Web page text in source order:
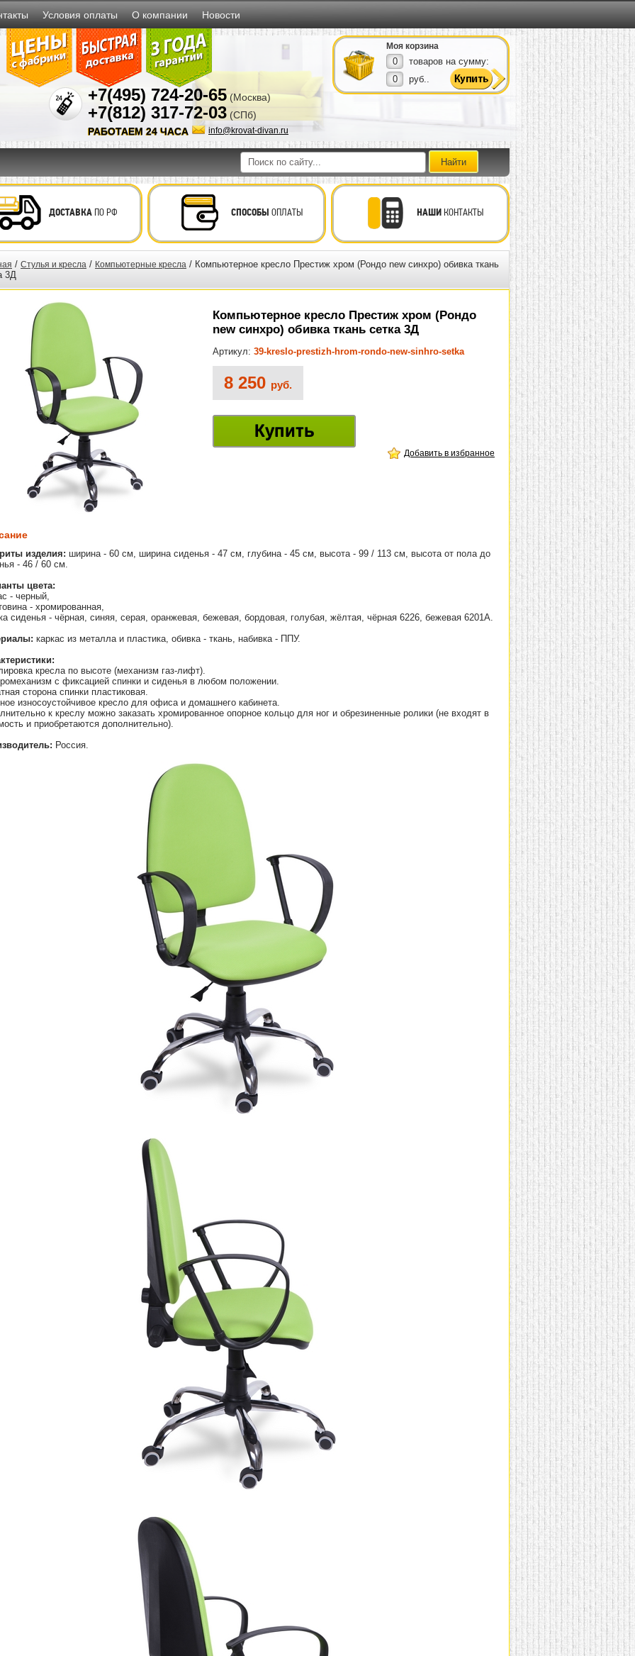
Условия оплаты О компании Новости
+7(495) 724-20-65 (Москва)
+7(812) 317-72-03 (СПб)
info@krovat-divan.ru
РАБОТАЕМ 24 ЧАСА
Моя корзина
0
товаров на сумму:
0
руб..
ДОСТАВКАПО РФ СПОСОБЫ ОПЛАТЫ НАШИКОНТАКТЫ
/ Стулья и кресла / Компьютерные кресла / Компьютерное кресло Престиж хром (Рондо new синхро) обивка ткань
3Д
Компьютерное кресло Престиж хром (Рондо
new синхро) обивка ткань сетка 3Д
Артикул: 39-kreslo-prestizh-hrom-rondo-new-sinhro-setka
8 250 руб.
Купить
Добавить в избранное
изделия: ширина - 60 см, ширина сиденья - 47 см, глубина - 45 см, высота - 99 / 113 см, высота от пола до
- 46 / 60 см.
цвета:
- черный,
- хромированная,
сиденья - чёрная, синяя, серая, оранжевая, бежевая, бордовая, голубая, жёлтая, чёрная 6226, бежевая 6201А.
каркас из металла и пластика, обивка - ткань, набивка - ППУ.
кресла по высоте (механизм газ-лифт).
с фиксацией спинки и сиденья в любом положении.
сторона спинки пластиковая.
износоустойчивое кресло для офиса и домашнего кабинета.
к креслу можно заказать хромированное опорное кольцо для ног и обрезиненные ролики (не входят в
и приобретаются дополнительно).
Россия.